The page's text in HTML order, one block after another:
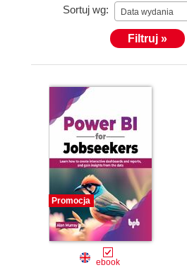
Sortuj wg: Data wydania
Filtruj »
Promocja
ebook